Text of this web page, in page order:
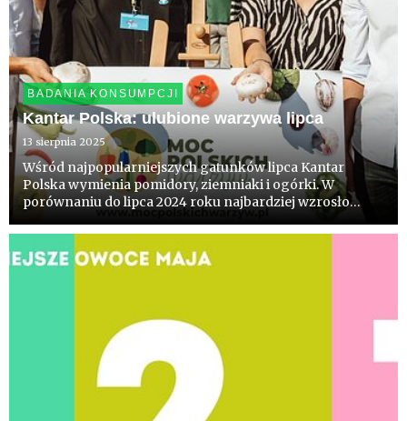
BADANIA KONSUMPCJI
Kantar Polska: ulubione warzywa lipca
13 sierpnia 2025
Wśród najpopularniejszych gatunków lipca Kantar
Polska wymienia pomidory, ziemniaki i ogórki. W
porównaniu do lipca 2024 roku najbardziej wzrosło
Analizując „lipiec do lipca” w skali 2 i 5 lat - od początku
realizacji mon...